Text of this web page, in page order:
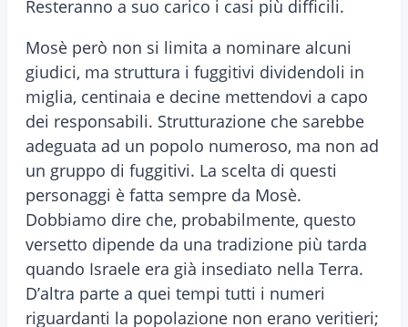
Resteranno a suo carico i casi più difficili.
Mosè però non si limita a nominare alcuni
giudici, ma struttura i fuggitivi dividendoli in
miglia, centinaia e decine mettendovi a capo
dei responsabili. Strutturazione che sarebbe
adeguata ad un popolo numeroso, ma non ad
un gruppo di fuggitivi. La scelta di questi
personaggi è fatta sempre da Mosè.
Dobbiamo dire che, probabilmente, questo
versetto dipende da una tradizione più tarda
quando Israele era già insediato nella Terra.
D’altra parte a quei tempi tutti i numeri
riguardanti la popolazione non erano veritieri;